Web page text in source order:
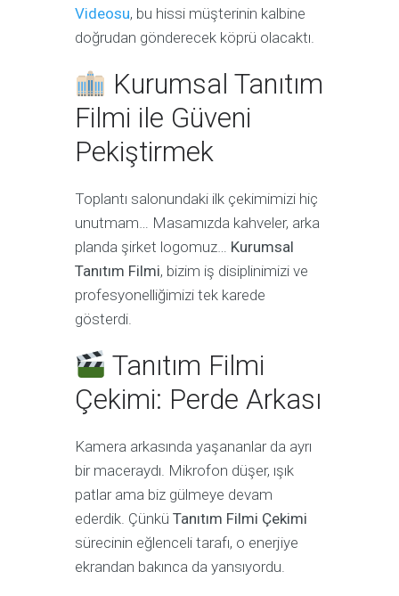
Videosu, bu hissi müşterinin kalbine
doğrudan gönderecek köprü olacaktı.
Kurumsal Tanıtım
Filmi ile Güveni
Pekiştirmek
Toplantı salonundaki ilk çekimimizi hiç
unutmam… Masamızda kahveler, arka
planda şirket logomuz… Kurumsal
Tanıtım Filmi, bizim iş disiplinimizi ve
profesyonelliğimizi tek karede
gösterdi.
Tanıtım Filmi
Çekimi: Perde Arkası
Kamera arkasında yaşananlar da ayrı
bir maceraydı. Mikrofon düşer, ışık
patlar ama biz gülmeye devam
ederdik. Çünkü Tanıtım Filmi Çekimi
sürecinin eğlenceli tarafı, o enerjiye
ekrandan bakınca da yansıyordu.